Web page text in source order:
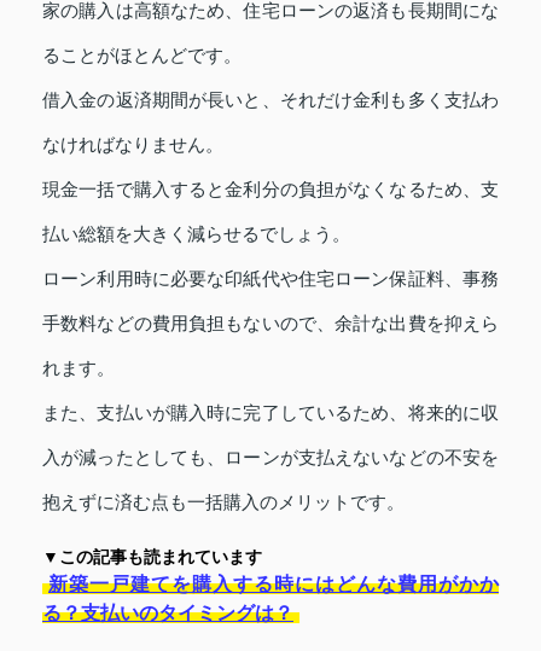
家の購入は高額なため、住宅ローンの返済も長期間にな
ることがほとんどです。
借入金の返済期間が長いと、それだけ金利も多く支払わ
なければなりません。
現金一括で購入すると金利分の負担がなくなるため、支
払い総額を大きく減らせるでしょう。
ローン利用時に必要な印紙代や住宅ローン保証料、事務
手数料などの費用負担もないので、余計な出費を抑えら
れます。
また、支払いが購入時に完了しているため、将来的に収
入が減ったとしても、ローンが支払えないなどの不安を
抱えずに済む点も一括購入のメリットです。
▼この記事も読まれています
新築一戸建てを購入する時にはどんな費用がかか
る？支払いのタイミングは？